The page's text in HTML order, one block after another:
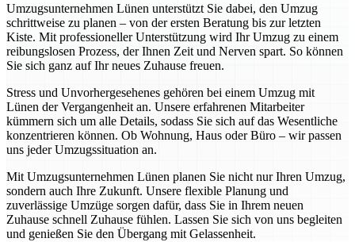
Umzugsunternehmen Lünen unterstützt Sie dabei, den Umzug
schrittweise zu planen – von der ersten Beratung bis zur letzten
Kiste. Mit professioneller Unterstützung wird Ihr Umzug zu einem
reibungslosen Prozess, der Ihnen Zeit und Nerven spart. So können
Sie sich ganz auf Ihr neues Zuhause freuen.
Stress und Unvorhergesehenes gehören bei einem Umzug mit
Lünen der Vergangenheit an. Unsere erfahrenen Mitarbeiter
kümmern sich um alle Details, sodass Sie sich auf das Wesentliche
konzentrieren können. Ob Wohnung, Haus oder Büro – wir passen
uns jeder Umzugssituation an.
Mit Umzugsunternehmen Lünen planen Sie nicht nur Ihren Umzug,
sondern auch Ihre Zukunft. Unsere flexible Planung und
zuverlässige Umzüge sorgen dafür, dass Sie in Ihrem neuen
Zuhause schnell Zuhause fühlen. Lassen Sie sich von uns begleiten
und genießen Sie den Übergang mit Gelassenheit.